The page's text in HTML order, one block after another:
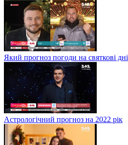
Який прогноз погоди на святкові дні
Астрологічний прогноз на 2022 рік